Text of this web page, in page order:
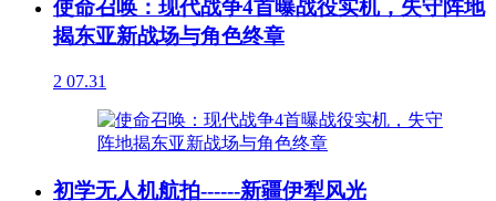
使命召唤：现代战争4首曝战役实机，失守阵地
揭东亚新战场与角色终章
2 07.31
初学无人机航拍------新疆伊犁风光